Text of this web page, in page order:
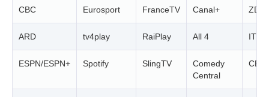
CBC Eurosport FranceTV Canal+ ZDF
ARD tv4play RaiPlay All 4 ITV
ESPN/ESPN+ Spotify SlingTV
Comedy
Central
CBS